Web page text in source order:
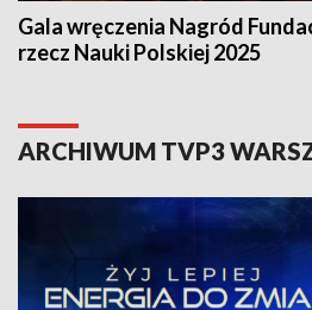
Gala wręczenia Nagród
rzecz Nauki Polskiej 2025
ARCHIWUM TVP3